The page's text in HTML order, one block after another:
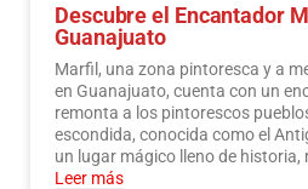
Descubre el Encantador
Guanajuato
Marfil, una zona pintoresca y a
en Guanajuato, cuenta con un
remonta a los pintorescos
escondida, conocida como el
un lugar mágico lleno de
Leer más